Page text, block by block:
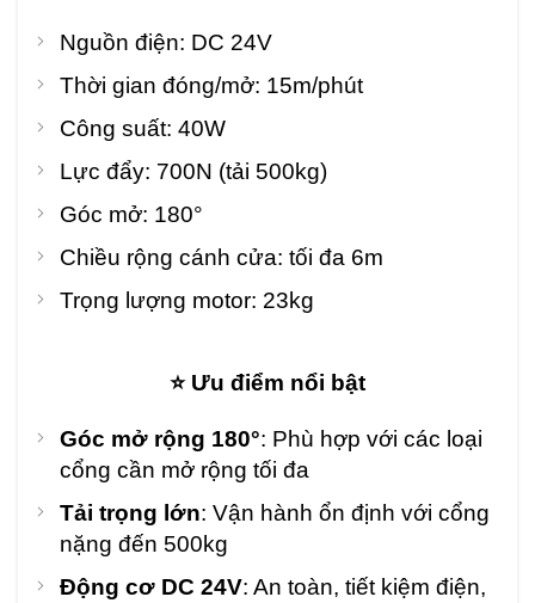
Nguồn điện: DC 24V
Thời gian đóng/mở: 15m/phút
Công suất: 40W
Lực đẩy: 700N (tải 500kg)
Góc mở: 180°
Chiều rộng cánh cửa: tối đa 6m
Trọng lượng motor: 23kg
⭐ Ưu điểm nổi bật
Góc mở rộng 180°: Phù hợp với các loại
cổng cần mở rộng tối đa
Tải trọng lớn: Vận hành ổn định với cổng
nặng đến 500kg
Động cơ DC 24V: An toàn, tiết kiệm điện,